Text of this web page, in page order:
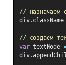
// назначаем
div. className
// создаем
var textNode
div.